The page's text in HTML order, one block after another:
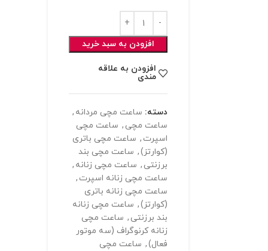
افزودن به سبد خرید
افزودن به علاقه
مندی
دسته: ساعت مچی مردانه ,
ساعت مچی , ساعت مچی
اسپرت , ساعت مچی باتری
(کوارتز), ساعت مچی بند
برزنتی , ساعت مچی زنانه ,
ساعت مچی زنانه اسپرت ,
ساعت مچی زنانه باتری
(کوارتز), ساعت مچی زنانه
بند برزنتی , ساعت مچی
زنانه کرنوگراف (سه موتور
فعال), ساعت مچی